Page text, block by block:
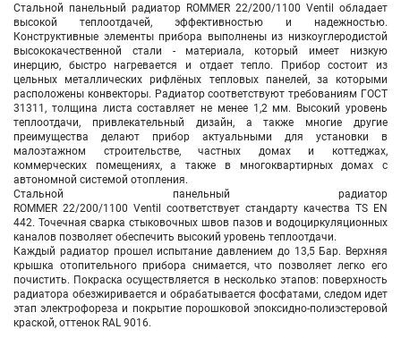
Стальной панельный радиатор ROMMER 22/200/1100 Ventil обладает
высокой теплоотдачей, эффективностью и надежностью.
Конструктивные элементы прибора выполнены из низкоуглеродистой
высококачественной стали - материала, который имеет низкую
инерцию, быстро нагревается и отдает тепло. Прибор состоит из
цельных металлических рифлёных тепловых панелей, за которыми
расположены конвекторы. Радиатор соответствуют требованиям ГОСТ
31311, толщина листа составляет не менее 1,2 мм. Высокий уровень
теплоотдачи, привлекательный дизайн, а также многие другие
преимущества делают прибор актуальными для установки в
малоэтажном строительстве, частных домах и коттеджах,
коммерческих помещениях, а также в многоквартирных домах с
автономной системой отопления.
Стальной панельный радиатор
ROMMER 22/200/1100 Ventil соответствует стандарту качества TS EN
442. Точечная сварка стыковочных швов пазов и водоциркуляционных
каналов позволяет обеспечить высокий уровень теплоотдачи.
Каждый радиатор прошел испытание давлением до 13,5 Бар. Верхняя
крышка отопительного прибора снимается, что позволяет легко его
почистить. Покраска осуществляется в несколько этапов: поверхность
радиатора обезжиривается и обрабатывается фосфатами, следом идет
этап электрофореза и покрытие порошковой эпоксидно-полиэстеровой
краской, оттенок RAL 9016.